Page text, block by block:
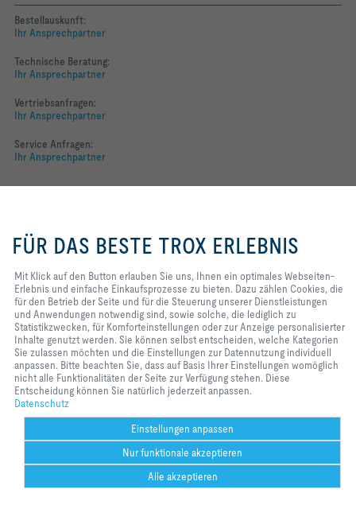
Help Desk Weitere
Bestellauskunft:
Ihr Ansprechpartner
Technische Beratung:
Ihr Ansprechpartner
Vertriebsanfragen:
Ihr Ansprechpartner
Service Anfragen:
Ihr Ansprechpartner
LINKEDIN
INSTAGRAM
Home Kontakt Impressum AGB Datenschutz Disclaimer
2026 © TROX Austria + CEE GmbH
Sie uns, Ihnen ein optimales
Webseiten-Erlebnis und einfache
zählen Cookies, die für den Betrieb
der Seite und für die Steuerung
unserer Dienstleistungen und
Anwendungen notwendig sind,
sowie solche, die lediglich zu
Statistikzwecken, für
Komforteinstellungen oder zur
Anzeige personalisierter Inhalte
genutzt werden. Sie können selbst
entscheiden, welche Kategorien
Einstellungen zur Datennutzung
individuell anpassen. Bitte
beachten Sie, dass auf Basis Ihrer
Einstellungen womöglich nicht alle
Funktionalitäten der Seite zur
Verfügung stehen. Diese
Entscheidung können Sie natürlich
FÜR DAS BESTE TROX ERLEBNIS
Mit Klick auf den Button erlauben Sie uns, Ihnen ein optimales Webseiten-
Erlebnis und einfache Einkaufsprozesse zu bieten. Dazu zählen Cookies, die
für den Betrieb der Seite und für die Steuerung unserer Dienstleistungen
und Anwendungen notwendig sind, sowie solche, die lediglich zu
Statistikzwecken, für Komforteinstellungen oder zur Anzeige personalisierter
Inhalte genutzt werden. Sie können selbst entscheiden, welche Kategorien
Sie zulassen möchten und die Einstellungen zur Datennutzung individuell
anpassen. Bitte beachten Sie, dass auf Basis Ihrer Einstellungen womöglich
nicht alle Funktionalitäten der Seite zur Verfügung stehen. Diese
Entscheidung können Sie natürlich jederzeit anpassen.
Datenschutz
Einstellungen anpassen
Nur funktionale akzeptieren
Alle akzeptieren
Could not connect to the reCAPTCHA service. Please check your internet
connection and reload to get a reCAPTCHA challenge.